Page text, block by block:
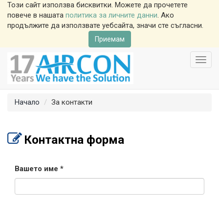
Този сайт използва бисквитки. Можете да прочетете
повече в нашата политика за личните данни. Ако
продължите да използвате уебсайта, значи сте съгласни.
Приемам
Начало За контакти
Контактна форма
Вашето име